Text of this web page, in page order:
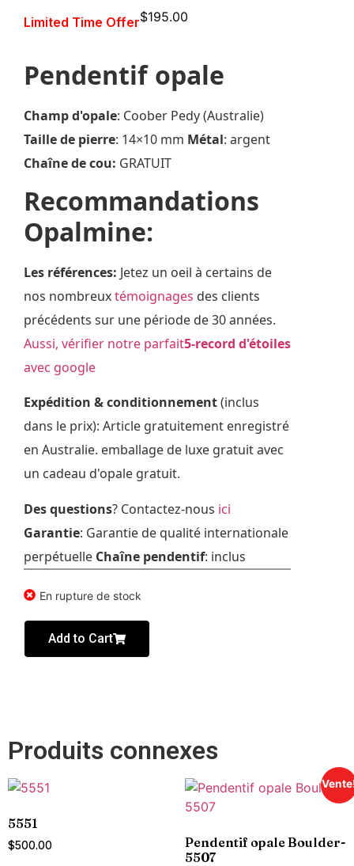
Limited Time Offer$195.00
Pendentif opale
Champ d'opale: Coober Pedy (Australie)
Taille de pierre: 14×10 mm Métal: argent
Chaîne de cou: GRATUIT
Recommandations
Opalmine:
Les références: Jetez un oeil à certains de
nos nombreuxtémoignages des clients
précédents sur une période de 30 années.
Aussi, vérifier notre parfait5-record d'étoiles
avec google
Expédition & conditionnement(inclus
dans le prix): Article gratuitement enregistré
en Australie. emballage de luxe gratuit avec
un cadeau d'opale gratuit.
Des questions? Contactez-nous ici
Garantie: Garantie de qualité internationale
perpétuelle Chaîne pendentif: inclus
En rupture de stock
Add to Cart
Produits connexes
5551
$500.00
Pendentif opale Boulder-
5507